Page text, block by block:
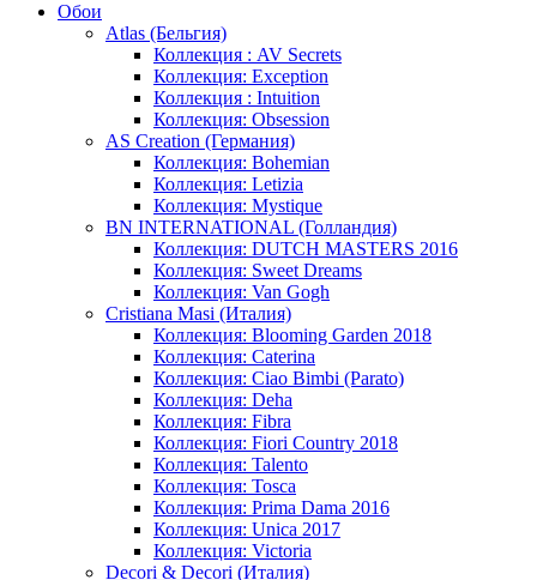
Обои
Atlas (Бельгия)
Коллекция : AV Secrets
Коллекция: Exception
Коллекция : Intuition
Коллекция: Obsession
AS Creation (Германия)
Коллекция: Bohemian
Коллекция: Letizia
Коллекция: Mystique
BN INTERNATIONAL (Голландия)
Коллекция: DUTCH MASTERS 2016
Коллекция: Sweet Dreams
Коллекция: Van Gogh
Cristiana Masi (Италия)
Коллекция: Blooming Garden 2018
Коллекция: Caterina
Коллекция: Ciao Bimbi (Parato)
Коллекция: Deha
Коллекция: Fibra
Коллекция: Fiori Country 2018
Коллекция: Talento
Коллекция: Tosca
Коллекция: Prima Dama 2016
Коллекция: Unica 2017
Коллекция: Victoria
Decori & Decori (Италия)